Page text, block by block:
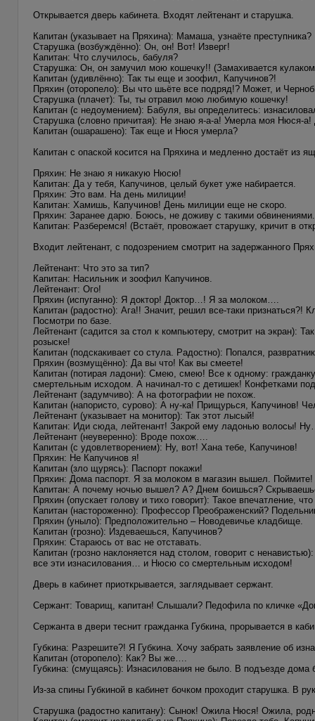
Открывается дверь кабинета. Входят лейтенант и старушка.
Капитан (указывает на Пряхина): Мамаша, узнаёте преступника?
Старушка (возбуждённо): Он, он! Вот! Изверг!
Капитан: Что случилось, бабуля?
Старушка: Он, он замучил мою кошечку!! (Замахивается
Капитан (удивлённо): Так ты еще и зоофил, Капучинов?!
Пряхин (оторопело): Вы что шьёте все подряд!? Может, и
Старушка (плачет): Ты, ты отравил мою любимую кошечку!
Капитан (с недоумением): Бабуля, вы определитесь:
Старушка (словно причитая): Не знаю я-а-а! Умерла моя Нюся-а!
Капитан (ошарашено): Так еще и Нюся умерла?
Капитан с опаской косится на Пряхина и медленно достаёт из
Пряхин: Не знаю я никакую Нюсю!
Капитан: Да у тебя, Капучинов, целый букет уже набирается.
Пряхин: Это вам. На день милиции!
Капитан: Хамишь, Капучинов! День милиции еще не скоро.
Пряхин: Заранее дарю. Боюсь, не доживу с такими обвинениями.
Капитан: Разберемся! (Встаёт, провожает старушку, кричит в
Входит лейтенант, с подозрением смотрит на задержанного
Лейтенант: Что это за тип?
Капитан: Насильник и зоофил Капучинов.
Лейтенант: Ого!
Пряхин (испуганно): Я доктор! Доктор…! Я за молоком….
Капитан (радостно): Ага!! Значит, решил все-таки признаться?!
Посмотри по базе.
Лейтенант (садится за стол к компьютеру, смотрит на экран):
розыске!
Капитан (подскакивает со стула. Радостно): Попался,
Пряхин (возмущённо): Да вы что! Как вы смеете!
Капитан (потирая ладони): Смею, смею! Все к одному:
смертельным исходом. А начинал-то с детишек! Конфетками
Лейтенант (задумчиво): А на фотографии не похож.
Капитан (напористо, сурово): А ну-ка! Прищурься, Капучинов!
Лейтенант (указывает на монитор): Так этот лысый!
Капитан: Иди сюда, лейтенант! Закрой ему ладонью волосы!
Лейтенант (неуверенно): Вроде похож….
Капитан (с удовлетворением): Ну, вот! Хана тебе, Капучинов!
Пряхин: Не Капучинов я!
Капитан (зло щурясь): Паспорт покажи!
Пряхин: Дома паспорт. Я за молоком в магазин вышел. Поймите!
Капитан: А почему ночью вышел? А? Днем боишься?
Пряхин (опускает голову и тихо говорит): Такое впечатление,
Капитан (настороженно): Профессор Преображенский?
Пряхин (уныло): Предположительно – Новодевичье кладбище.
Капитан (грозно): Издеваешься, Капучинов?
Пряхин: Стараюсь от вас не отставать.
Капитан (грозно наклоняется над столом, говорит с
все эти изнасилования… и Нюсю со смертельным исходом!
Дверь в кабинет приоткрывается, заглядывает сержант.
Сержант: Товарищ, капитан! Слышали? Педофила по кличке
Сержанта в двери теснит гражданка Губкина, прорывается в
Губкина: Разрешите?! Я Губкина. Хочу забрать заявление об
Капитан (оторопело): Как? Вы же….
Губкина: (смущаясь): Изнасилования не было. В подъезде
Из-за спины Губкиной в кабинет бочком проходит старушка. В
Старушка (радостно капитану): Сынок! Ожила Нюся! Ожила,